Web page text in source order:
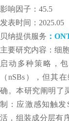
影响因子：45.5
发表时间：2025.05
贝纳提供服务 ：
主要研究内容：细
启动多种策略，
（nSBs），但其
确。本研究阐明了
制：应激感知触发
活，组装成分层有